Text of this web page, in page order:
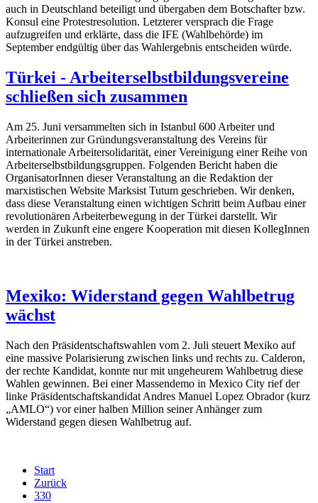
auch in Deutschland beteiligt und übergaben dem Botschafter bzw.
Konsul eine Protestresolution. Letzterer versprach die Frage
aufzugreifen und erklärte, dass die IFE (Wahlbehörde) im
September endgültig über das Wahlergebnis entscheiden würde.
Türkei - Arbeiterselbstbildungsvereine
schließen sich zusammen
Am 25. Juni versammelten sich in Istanbul 600 Arbeiter und
Arbeiterinnen zur Gründungsveranstaltung des Vereins für
internationale Arbeitersolidarität, einer Vereinigung einer Reihe von
Arbeiterselbstbildungsgruppen. Folgenden Bericht haben die
OrganisatorInnen dieser Veranstaltung an die Redaktion der
marxistischen Website Marksist Tutum geschrieben. Wir denken,
dass diese Veranstaltung einen wichtigen Schritt beim Aufbau einer
revolutionären Arbeiterbewegung in der Türkei darstellt. Wir
werden in Zukunft eine engere Kooperation mit diesen KollegInnen
in der Türkei anstreben.
Mexiko: Widerstand gegen Wahlbetrug
wächst
Nach den Präsidentschaftswahlen vom 2. Juli steuert Mexiko auf
eine massive Polarisierung zwischen links und rechts zu. Calderon,
der rechte Kandidat, konnte nur mit ungeheurem Wahlbetrug diese
Wahlen gewinnen. Bei einer Massendemo in Mexico City rief der
linke Präsidentschaftskandidat Andres Manuel Lopez Obrador (kurz
„AMLO“) vor einer halben Million seiner Anhänger zum
Widerstand gegen diesen Wahlbetrug auf.
Start
Zurück
330